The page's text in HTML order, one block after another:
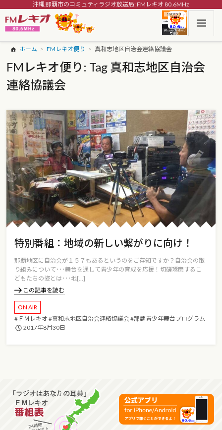
沖縄 那覇市のコミュティラジオ放送局: FMレキオ 80.6MHz
ホーム FMレキオ便り 真和志地区自治会連絡協議会
FMレキオ便り: Tag 真和志地区自治会
連絡協議会
特別番組：地域の新しい繋がりに向け！
那覇地区に自治会が１５７もあるというのをご存知ですか？自治会の取
り組みについて･･･舞台を通して青少年の育成を応援！切磋琢磨するこ
どもたちの姿とは･･･地[…]
この記事を読む
ON AIR
#ＦＭレキオ #真和志地区自治会連絡協議会#那覇青少年舞台プログラム
2017年8月30日